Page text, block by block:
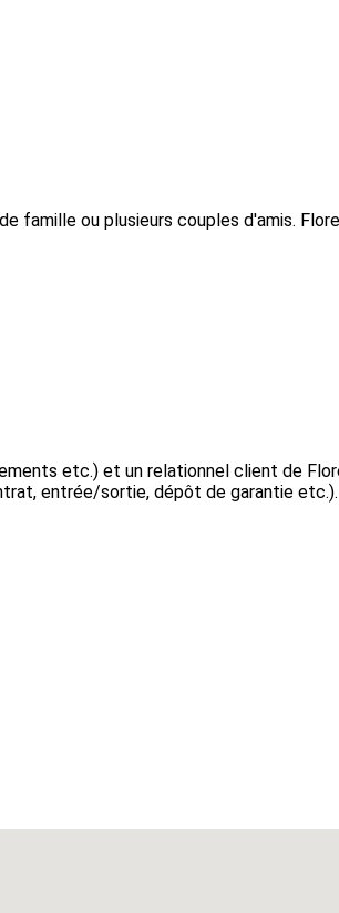
famille ou plusieurs couples d'amis.
etc.) et un relationnel client de
entrée/sortie, dépôt de garantie